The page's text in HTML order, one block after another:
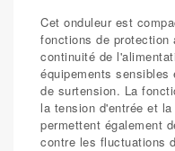
Cet onduleur est
fonctions de protection
continuité de
équipements sensibles
de surtension. La
la tension d'entrée et
permettent également
contre les fluctuations